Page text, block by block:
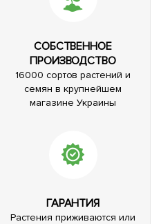
СОБСТВЕННОЕ
ПРОИЗВОДСТВО
16000 сортов растений и
семян в крупнейшем
магазине Украины
ГАРАНТИЯ
Растения приживаются или